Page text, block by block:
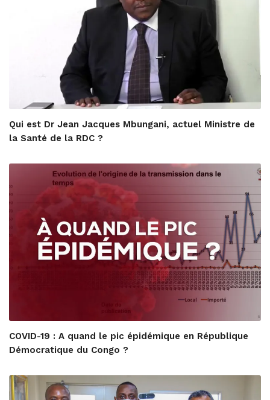
Qui est Dr Jean Jacques Mbungani, actuel Ministre de
la Santé de la RDC ?
COVID-19 : A quand le pic épidémique en République
Démocratique du Congo ?